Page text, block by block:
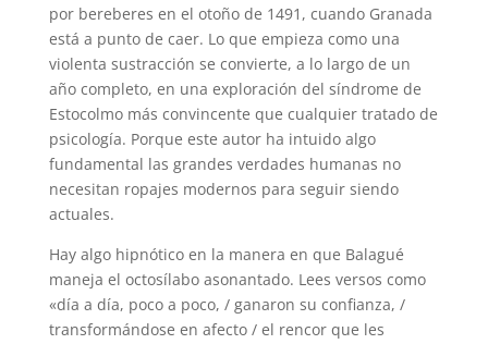
por bereberes en el otoño de 1491, cuando Granada
está a punto de caer. Lo que empieza como una
violenta sustracción se convierte, a lo largo de un
año completo, en una exploración del síndrome de
Estocolmo más convincente que cualquier tratado de
psicología. Porque este autor ha intuido algo
fundamental las grandes verdades humanas no
necesitan ropajes modernos para seguir siendo
actuales.
Hay algo hipnótico en la manera en que Balagué
maneja el octosílabo asonantado. Lees versos como
«día a día, poco a poco, / ganaron su confianza, /
transformándose en afecto / el rencor que les